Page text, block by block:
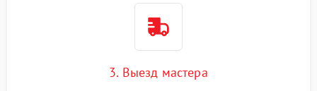
3. Выезд мастера